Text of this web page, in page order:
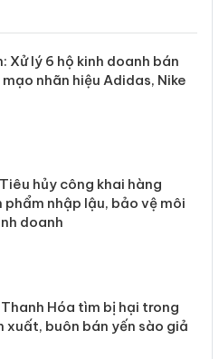
Bảo vệ thương hiệu
“mất bò mới lo làm
Khẩn trương xác
Slimaura Care x3 sử
Lào Cai xử lý 83 vụ
mại trong tháng 7